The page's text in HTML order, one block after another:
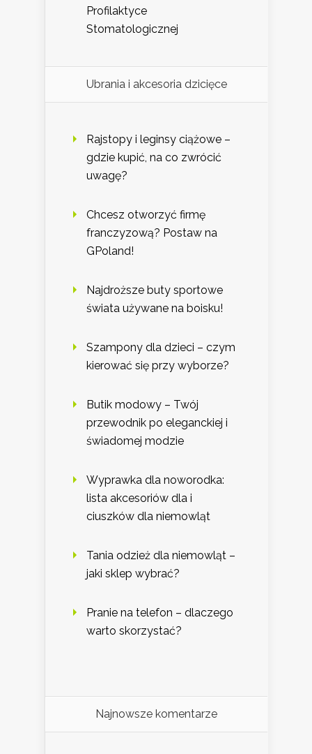
Profilaktyce
Stomatologicznej
Ubrania i akcesoria dzicięce
Rajstopy i leginsy ciążowe –
gdzie kupić, na co zwrócić
uwagę?
Chcesz otworzyć firmę
franczyzową? Postaw na
GPoland!
Najdroższe buty sportowe
świata używane na boisku!
Szampony dla dzieci – czym
kierować się przy wyborze?
Butik modowy – Twój
przewodnik po eleganckiej i
świadomej modzie
Wyprawka dla noworodka:
lista akcesoriów dla i
ciuszków dla niemowląt
Tania odzież dla niemowląt –
jaki sklep wybrać?
Pranie na telefon – dlaczego
warto skorzystać?
Najnowsze komentarze